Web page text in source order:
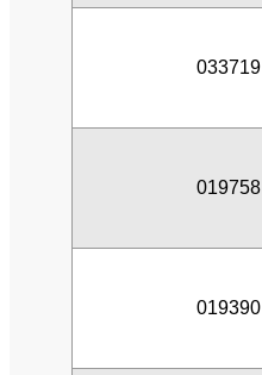
033719
019758
019390